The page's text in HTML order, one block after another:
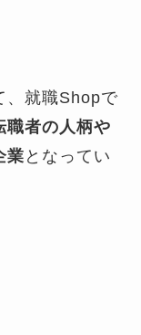
、就職Shopで
職者の人柄や
業 となってい